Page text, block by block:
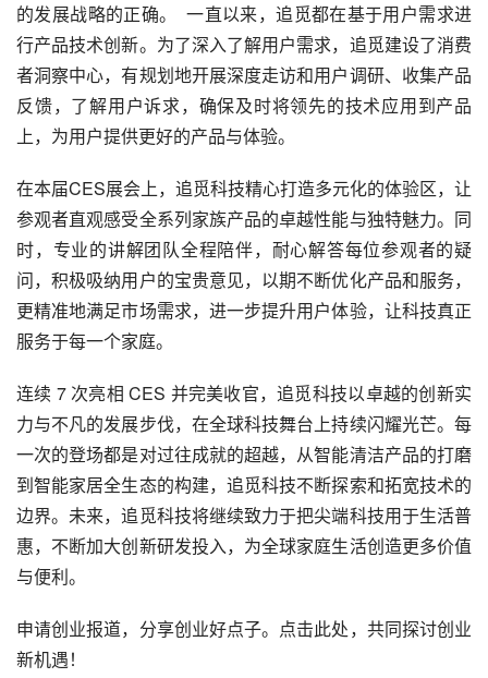
的发展战略的正确。  一直以来，追觅都在基于用户需求进
行产品技术创新。为了深入了解用户需求，追觅建设了消费
者洞察中心，有规划地开展深度走访和用户调研、收集产品
反馈，了解用户诉求，确保及时将领先的技术应用到产品
上，为用户提供更好的产品与体验。
在本届CES展会上，追觅科技精心打造多元化的体验区，让
参观者直观感受全系列家族产品的卓越性能与独特魅力。同
时，专业的讲解团队全程陪伴，耐心解答每位参观者的疑
问，积极吸纳用户的宝贵意见，以期不断优化产品和服务，
更精准地满足市场需求，进一步提升用户体验，让科技真正
服务于每一个家庭。
连续 7 次亮相 CES 并完美收官，追觅科技以卓越的创新实
力与不凡的发展步伐，在全球科技舞台上持续闪耀光芒。每
一次的登场都是对过往成就的超越，从智能清洁产品的打磨
到智能家居全生态的构建，追觅科技不断探索和拓宽技术的
边界。未来，追觅科技将继续致力于把尖端科技用于生活普
惠，不断加大创新研发投入，为全球家庭生活创造更多价值
与便利。
申请创业报道，分享创业好点子。点击此处，共同探讨创业
新机遇！